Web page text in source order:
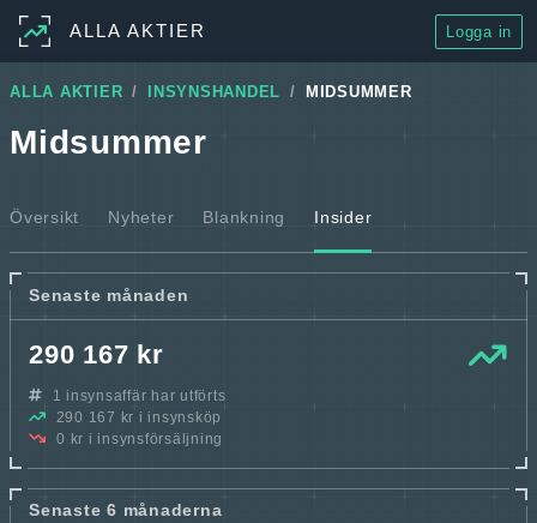
ALLA AKTIER Logga in
ALLA AKTIER INSYNSHANDEL MIDSUMMER
Midsummer
Översikt Nyheter Blankning Insider
Senaste månaden
290 167 kr
1 insynsaffär har utförts
290 167 kr i insynsköp
0 kr i insynsförsäljning
Senaste 6 månaderna